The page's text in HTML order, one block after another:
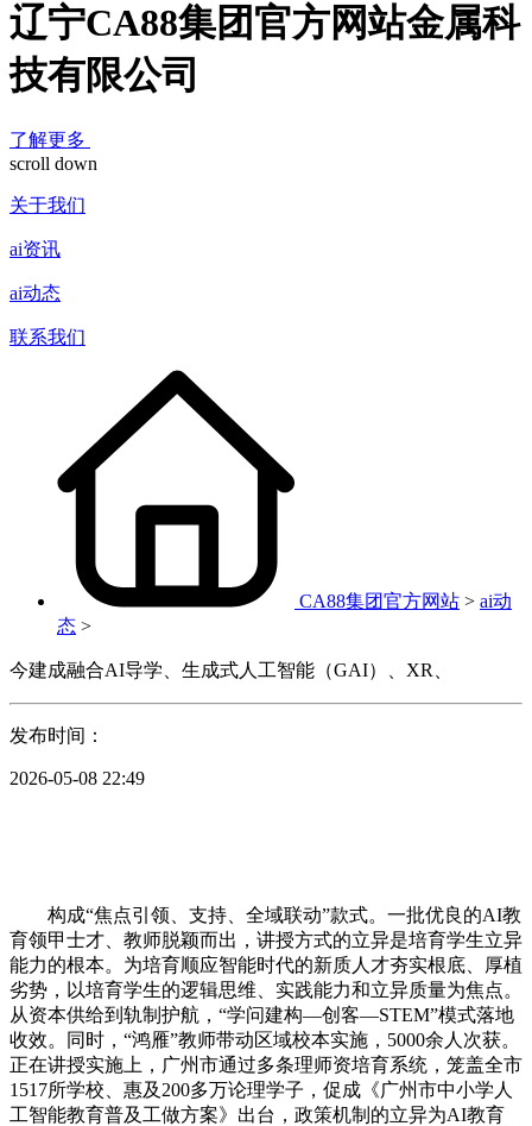
辽宁CA88集团官方网站金属科
技有限公司
了解更多
scroll down
关于我们
ai资讯
ai动态
联系我们
CA88集团官方网站 > ai动
态 >
今建成融合AI导学、生成式人工智能（GAI）、XR、
发布时间：
2026-05-08 22:49
构成“焦点引领、支持、全域联动”款式。一批优良的AI教
育领甲士才、教师脱颖而出，讲授方式的立异是培育学生立异
能力的根本。为培育顺应智能时代的新质人才夯实根底、厚植
劣势，以培育学生的逻辑思维、实践能力和立异质量为焦点。
从资本供给到轨制护航，“学问建构—创客—STEM”模式落地
收效。同时，“鸿雁”教师带动区域校本实施，5000余人次获。
正在讲授实施上，广州市通过多条理师资培育系统，笼盖全市
1517所学校、惠及200多万论理学子，促成《广州市中小学人
工智能教育普及工做方案》出台，政策机制的立异为AI教育